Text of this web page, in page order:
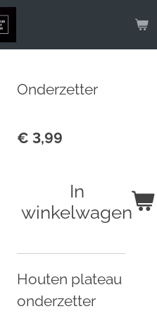
Onderzetter
€ 3,99
In
winkelwagen
Houten plateau
onderzetter